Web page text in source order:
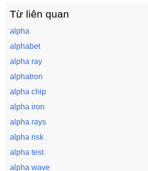
Từ liên quan
alpha
alphabet
alpha ray
alphatron
alpha chip
alpha iron
alpha rays
alpha risk
alpha test
alpha wave